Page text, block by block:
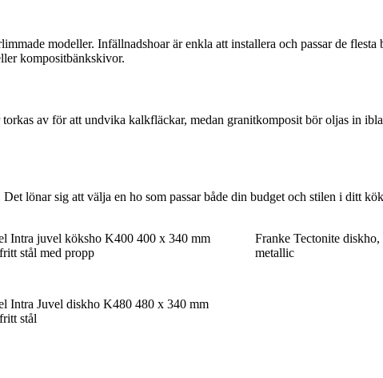
modeller. Infällnadshoar är enkla att installera och passar de
kompositbänkskivor.
av för att undvika kalkfläckar, medan granitkomposit bör oljas in
lönar sig att välja en ho som passar både din budget och stilen i ditt
Intra juvel köksho K400 400 x 340 mm
stål med propp
Franke Tectonite
metallic
Intra Juvel diskho K480 480 x 340 mm
stål